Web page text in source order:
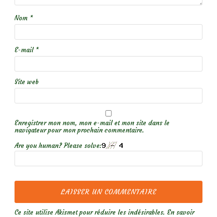
Nom *
E-mail *
Site web
Enregistrer mon nom, mon e-mail et mon site dans le
navigateur pour mon prochain commentaire.
Are you human? Please solve:
Ce site utilise Akismet pour réduire les indésirables. En savoir